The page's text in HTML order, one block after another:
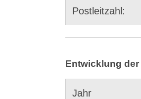
Postleitzahl:
Entwicklung
Jahr